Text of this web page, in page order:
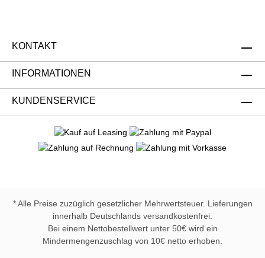
KONTAKT
INFORMATIONEN
KUNDENSERVICE
* Alle Preise zuzüglich gesetzlicher Mehrwertsteuer. Lieferungen
innerhalb Deutschlands versandkostenfrei.
Bei einem Nettobestellwert unter 50€ wird ein
Mindermengenzuschlag von 10€ netto erhoben.